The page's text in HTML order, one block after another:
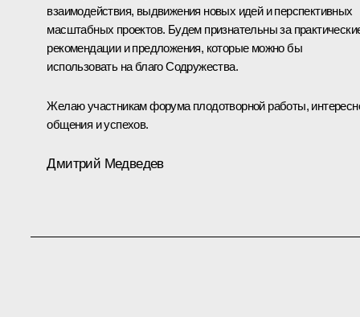
взаимодействия, выдвижения новых идей и перспективных
масштабных проектов. Будем признательны за
рекомендации и предложения, которые можно бы
использовать на благо Содружества.
Желаю участникам форума плодотворной работы,
общения и успехов.
Дмитрий Медведев